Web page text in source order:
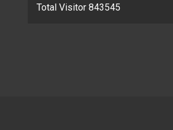
Total Visitor 843545